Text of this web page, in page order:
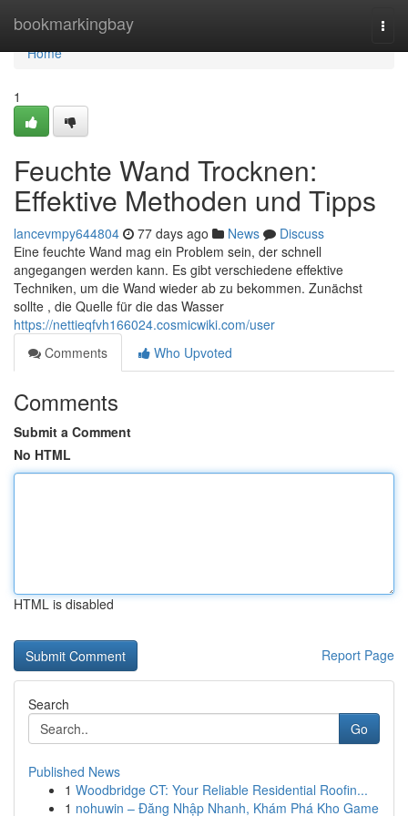
bookmarkingbay
Home
Home
1
Feuchte Wand Trocknen:
Effektive Methoden und Tipps
lancevmpy644804 77 days ago News
Discuss
Eine feuchte Wand mag ein Problem sein, der schnell
angegangen werden kann. Es gibt verschiedene effektive
Techniken, um die Wand wieder ab zu bekommen. Zunächst
sollte , die Quelle für die das Wasser
https://nettieqfvh166024.cosmicwiki.com/user
Comments
Who Upvoted
Comments
Submit a Comment
No HTML
HTML is disabled
Report Page
Search
Go
Published News
1 Woodbridge CT: Your Reliable Residential Roofin...
1 nohuwin – Đăng Nhập Nhanh, Khám Phá Kho Game